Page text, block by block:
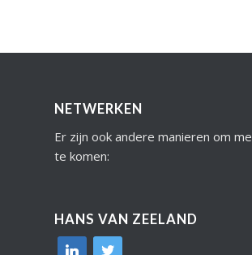
NETWERKEN
Er zijn ook andere manieren om
te komen:
HANS VAN ZEELAND
linkedin
twitter